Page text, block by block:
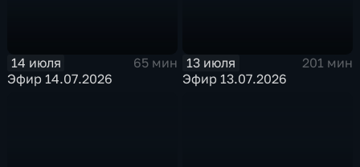
14 июля
65 мин
Эфир 14.07.2026
13 июля
201 мин
Эфир 13.07.2026